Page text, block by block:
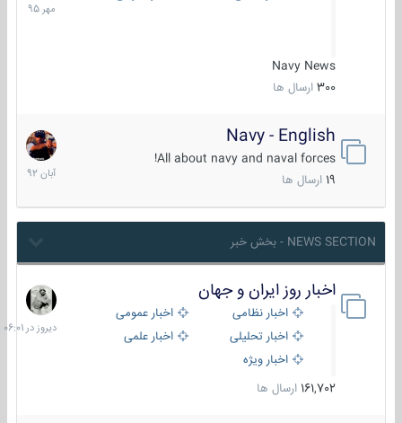
Navy News
300 ارسال ها
1395
Navy - English
All about navy and naval forces!
ارسال ها
22
آبان
1392
NEWS SECTION - بخش خبر
اخبار روز ایران و جهان
اخبار نظامی
اخبار عمومی
اخبار تحلیلی
اخبار علمی
اخبار ویژه
161,702 ارسال ها
دیروز
در
06:01